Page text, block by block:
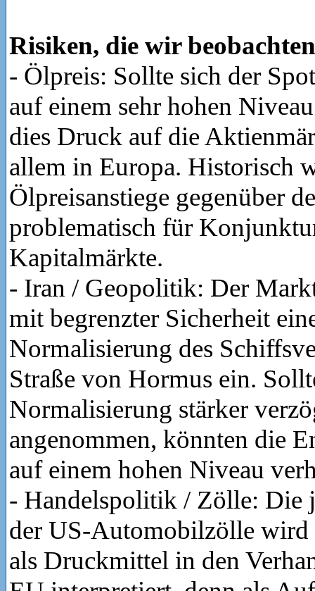
Risiken, die wir
- Ölpreis: Sollte sich der
auf einem sehr hohen
dies Druck auf die
allem in Europa. Historisch
Ölpreisanstiege gegenüber
problematisch für
Kapitalmärkte.
- Iran / Geopolitik: Der
mit begrenzter Sicherheit
Normalisierung des
Straße von Hormus ein.
Normalisierung stärker
angenommen, könnten die
auf einem hohen Niveau
- Handelspolitik / Zölle: Die
der US-Automobilzölle wird
als Druckmittel in den